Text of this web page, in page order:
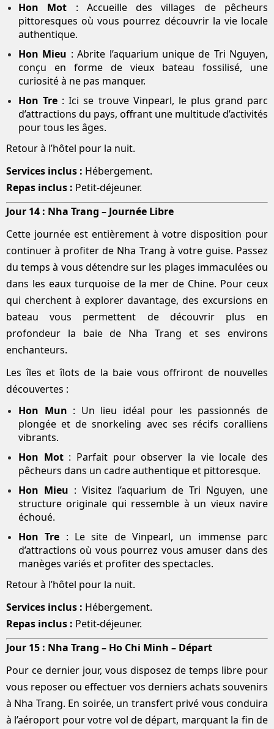
Hon Mot : Accueille des villages de pêcheurs
pittoresques où vous pourrez découvrir la vie locale
authentique.
Hon Mieu : Abrite l’aquarium unique de Tri Nguyen,
conçu en forme de vieux bateau fossilisé, une
curiosité à ne pas manquer.
Hon Tre : Ici se trouve Vinpearl, le plus grand parc
d’attractions du pays, offrant une multitude d’activités
pour tous les âges.
Retour à l’hôtel pour la nuit.
Services inclus : Hébergement.
Repas inclus : Petit-déjeuner.
Jour 14 : Nha Trang – Journée Libre
Cette journée est entièrement à votre disposition pour
continuer à profiter de Nha Trang à votre guise. Passez
du temps à vous détendre sur les plages immaculées ou
dans les eaux turquoise de la mer de Chine. Pour ceux
qui cherchent à explorer davantage, des excursions en
bateau vous permettent de découvrir plus en
profondeur la baie de Nha Trang et ses environs
enchanteurs.
Les îles et îlots de la baie vous offriront de nouvelles
découvertes :
Hon Mun : Un lieu idéal pour les passionnés de
plongée et de snorkeling avec ses récifs coralliens
vibrants.
Hon Mot: Parfait pour observer la vie locale des
pêcheurs dans un cadre authentique et pittoresque.
Hon Mieu : Visitez l’aquarium de Tri Nguyen, une
structure originale qui ressemble à un vieux navire
échoué.
Hon Tre : Le site de Vinpearl, un immense parc
d’attractions où vous pourrez vous amuser dans des
manèges variés et profiter des spectacles.
Retour à l’hôtel pour la nuit.
Services inclus : Hébergement.
Repas inclus : Petit-déjeuner.
Jour 15 : Nha Trang – Ho Chi Minh – Départ
Pour ce dernier jour, vous disposez de temps libre pour
vous reposer ou effectuer vos derniers achats souvenirs
à Nha Trang. En soirée, un transfert privé vous conduira
à l’aéroport pour votre vol de départ, marquant la fin de